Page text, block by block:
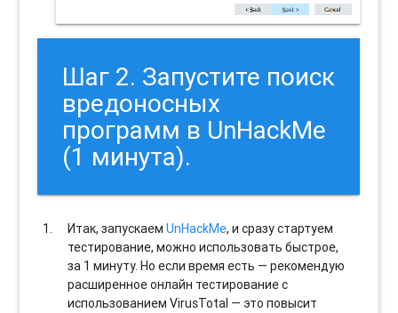
Шаг 2. Запустите поиск
вредоносных
программ в UnHackMe
(1 минута).
Итак, запускаемUnHackMe, и сразу стартуем
тестирование, можно использовать быстрое,
за 1 минуту. Но если время есть — рекомендую
расширенное онлайн тестирование с
использованием VirusTotal — это повысит